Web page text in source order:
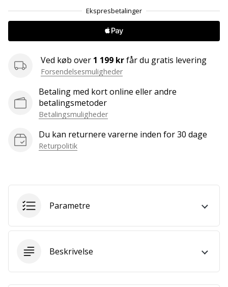
side
diskussionsforum?
Lad
tjene.
Bliv
artikler
Ved køb over 1 199 krfår du gratis levering
Forsendelsesmuligheder
Betaling med kort online eller andre
betalingsmetoder
Betalingsmuligheder
Du kan returnere varerne inden for 30 dage
Returpolitik
Parametre
Beskrivelse